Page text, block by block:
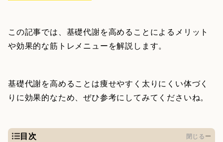
この記事では、基礎代謝を高めることによるメリット
や効果的な筋トレメニューを解説します。
基礎代謝を高めることは痩せやすく太りにくい体づく
りに効果的なため、ぜひ参考にしてみてくださいね。
目次 閉じる